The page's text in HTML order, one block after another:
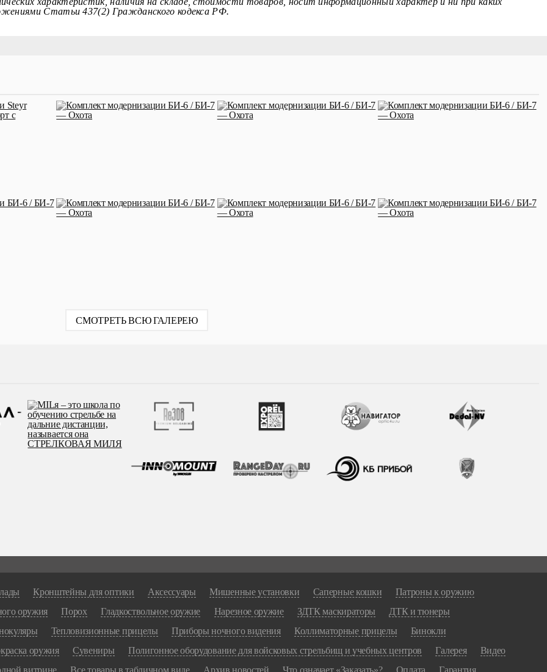
Статьи 437(2) Гражданского кодекса РФ.
СМОТРЕТЬ ВСЮ ГАЛЕРЕЮ
Кронштейны для оптики Аксессуары Мишенные установки Саперные кошки
Патроны к оружию
оружия Порох Гладкоствольное оружие Нарезное оружие ЗДТК маскираторы
ДТК и тюнеры
Тепловизионные прицелы Приборы ночного видения Коллиматорные прицелы
Бинокли
оружия Сувениры Полигонное оборудование для войсковых стрельбищ и учебных центров Галерея
Видео